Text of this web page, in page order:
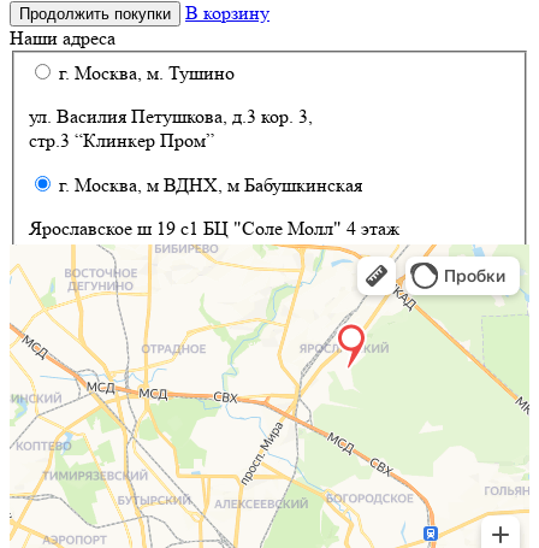
Продолжить покупки
В корзину
Наши адреса
г. Москва, м. Тушино
ул. Василия Петушкова, д.3 кор. 3,
стр.3 “Клинкер Пром”
г. Москва, м ВДНХ, м Бабушкинская
Ярославское ш 19 с1 БЦ "Соле Молл" 4 этаж